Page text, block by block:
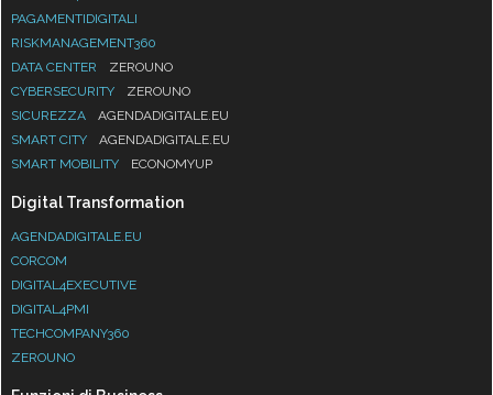
PAGAMENTIDIGITALI
RISKMANAGEMENT360
DATA CENTER
ZEROUNO
CYBERSECURITY
ZEROUNO
SICUREZZA
AGENDADIGITALE.EU
SMART CITY
AGENDADIGITALE.EU
SMART MOBILITY
ECONOMYUP
Digital Transformation
AGENDADIGITALE.EU
CORCOM
DIGITAL4EXECUTIVE
DIGITAL4PMI
TECHCOMPANY360
ZEROUNO